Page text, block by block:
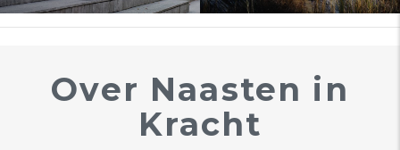
Over Naasten in
Kracht